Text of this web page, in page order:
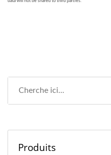
Produits